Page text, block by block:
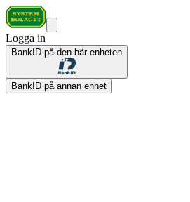
Logga in
BankID på den här enheten
BankID på annan enhet